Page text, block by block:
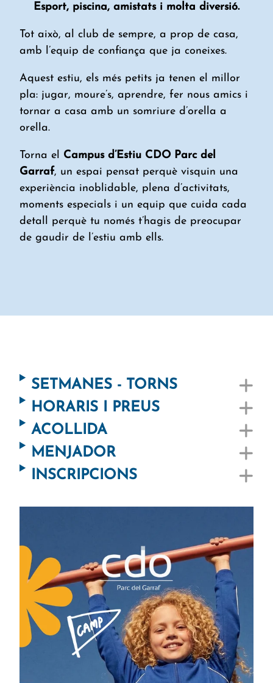
Esport, piscina, amistats i molta diversió.
Tot això, al club de sempre, a prop de casa,
amb l’equip de confiança que ja coneixes.
Aquest estiu, els més petits ja tenen el millor
pla: jugar, moure’s, aprendre, fer nous amics i
tornar a casa amb un somriure d’orella a
orella.
Torna el Campus d’Estiu CDO Parc del
Garraf, un espai pensat perquè visquin una
experiència inoblidable, plena d’activitats,
moments especials i un equip que cuida cada
detall perquè tu només t’hagis de preocupar
de gaudir de l’estiu amb ells.
SETMANES - TORNS
HORARIS I PREUS
ACOLLIDA
MENJADOR
INSCRIPCIONS